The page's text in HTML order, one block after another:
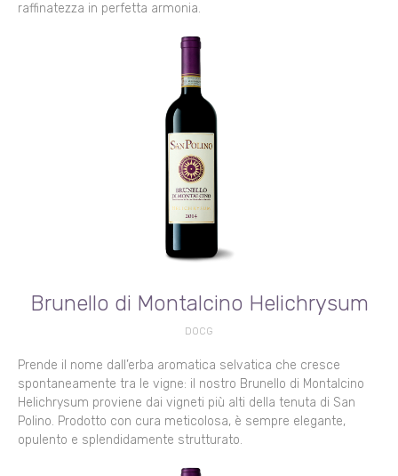
raffinatezza in perfetta armonia.
Brunello di Montalcino Helichrysum
DOCG
Prende il nome dall’erba aromatica selvatica che cresce
spontaneamente tra le vigne: il nostro Brunello di Montalcino
Helichrysum proviene dai vigneti più alti della tenuta di San
Polino. Prodotto con cura meticolosa, è sempre elegante,
opulento e splendidamente strutturato.